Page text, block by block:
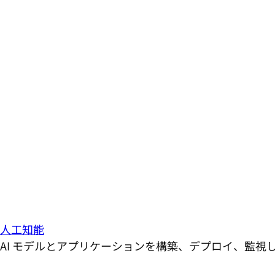
人工知能
AI モデルとアプリケーションを構築、デプロイ、監視